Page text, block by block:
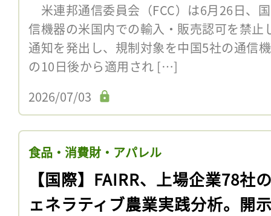
米連邦通信委員会（FCC）は6月26日、
信機器の米国内での輸入・販売認可を禁止
通知を発出し、規制対象を中国5社の通信
の10日後から適用され […]
2026/07/03
食品・消費財・アパレル
【国際】FAIRR、上場企業78社
ェネラティブ農業実践分析。開